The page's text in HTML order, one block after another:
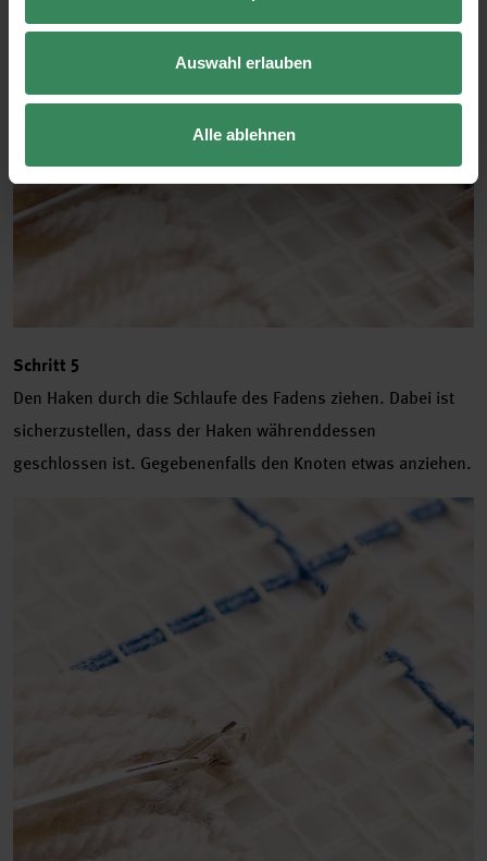
Auswahl erlauben
Alle ablehnen
Schritt 5
Den Haken durch die Schlaufe des Fadens ziehen. Dabei ist
sicherzustellen, dass der Haken währenddessen
geschlossen ist. Gegebenenfalls den Knoten etwas anziehen.